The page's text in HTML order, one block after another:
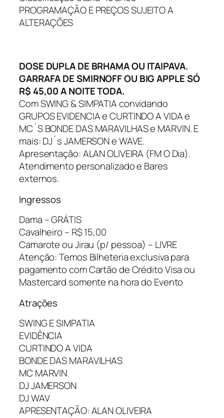
PROGRAMAÇÃO E PREÇOS SUJEITO A
ALTERAÇÕES
DOSE DUPLA DE BRHAMA OU ITAIPAVA.
GARRAFA DE SMIRNOFF OU BIG APPLE SÓ
R$ 45,00 A NOITE TODA.
Com SWING & SIMPATIA convidando
GRUPOS EVIDENCIA e CURTINDO A VIDA e
MC´S BONDE DAS MARAVILHAS e MARVIN. E
mais: DJ´s JAMERSON e WAVE.
Apresentação: ALAN OLIVEIRA (FM O Dia).
Atendimento personalizado e Bares
externos.
Ingressos
Dama – GRÁTIS
Cavalheiro – R$ 15,00
Camarote ou Jirau (p/ pessoa) – LIVRE
Atenção: Temos Bilheteria exclusiva para
pagamento com Cartão de Crédito Visa ou
Mastercard somente na hora do Evento
Atrações
SWING E SIMPATIA
EVIDÊNCIA
CURTINDO A VIDA
BONDE DAS MARAVILHAS
MC MARVIN
DJ JAMERSON
DJ WAV
APRESENTAÇÃO: ALAN OLIVEIRA